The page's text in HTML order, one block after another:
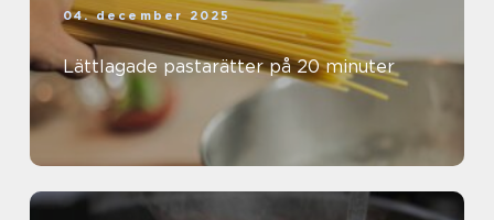
04. december 2025
Lättlagade pastarätter på 20 minuter